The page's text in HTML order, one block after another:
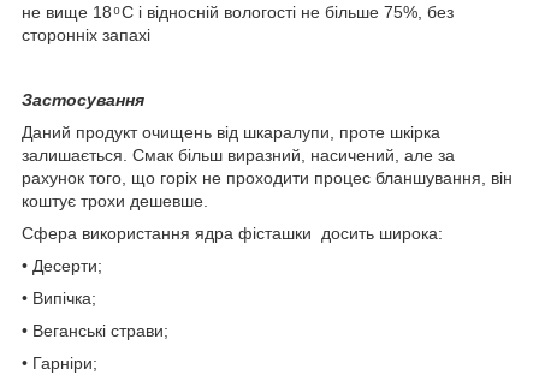
не вище 18 ͦ С і відносній вологості не більше 75%, без
сторонніх запахі
Застосування
Даний продукт очищень від шкаралупи, проте шкірка
залишається. Смак більш виразний, насичений, але за
рахунок того, що горіх не проходити процес бланшування, він
коштує трохи дешевше.
Сфера використання ядра фісташки досить широка:
• Десерти;
• Випічка;
• Веганські страви;
• Гарніри;